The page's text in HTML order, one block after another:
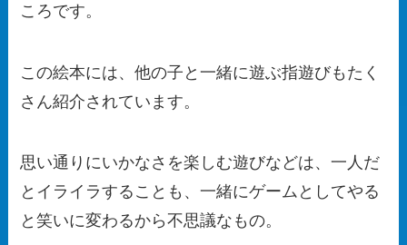
ころです。
この絵本には、他の子と一緒に遊ぶ指遊びもたく
さん紹介されています。
思い通りにいかなさを楽しむ遊びなどは、一人だ
とイライラすることも、一緒にゲームとしてやる
と笑いに変わるから不思議なもの。